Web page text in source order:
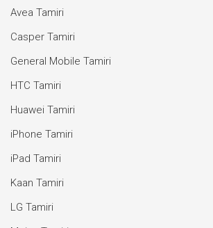
Avea Tamiri
Casper Tamiri
General Mobile Tamiri
HTC Tamiri
Huawei Tamiri
iPhone Tamiri
iPad Tamiri
Kaan Tamiri
LG Tamiri